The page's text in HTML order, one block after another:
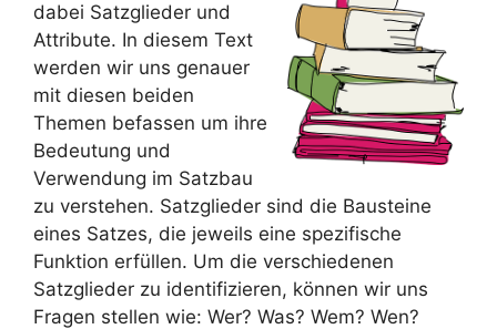
dabei Satzglieder und
Attribute. In diesem Text
werden wir uns genauer
mit diesen beiden
Themen befassen um ihre
Bedeutung und
Verwendung im Satzbau
zu verstehen. Satzglieder sind die Bausteine
eines Satzes, die jeweils eine spezifische
Funktion erfüllen. Um die verschiedenen
Satzglieder zu identifizieren, können wir uns
Fragen stellen wie: Wer? Was? Wem? Wen?